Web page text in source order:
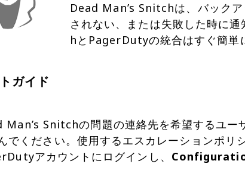
Dead Man’s Snitchは、バック
されない、または失敗した時に
hとPagerDutyの統合はすぐ簡単
ガイド
Man’s Snitchの問題の連絡先を希望するユー
でください。使用するエスカレーションポ
アカウントにログインし、